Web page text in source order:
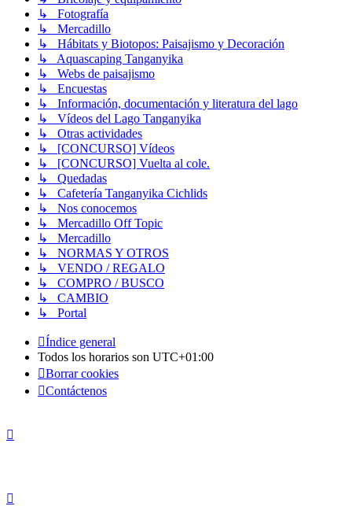
↳ Fotografía
↳ Mercadillo
↳ Hábitats y Biotopos: Paisajismo y Decoración
↳ Aquascaping Tanganyika
↳ Webs de paisajismo
↳ Encuestas
↳ Información, documentación y literatura del lago
↳ Vídeos del Lago Tanganyika
↳ Otras actividades
↳ [CONCURSO] Vídeos
↳ [CONCURSO] Vuelta al cole.
↳ Quedadas
↳ Cafetería Tanganyika Cichlids
↳ Nos conocemos
↳ Mercadillo Off Topic
↳ Mercadillo
↳ NORMAS Y OTROS
↳ VENDO / REGALO
↳ COMPRO / BUSCO
↳ CAMBIO
↳ Portal
Índice general
Todos los horarios son UTC+01:00
Borrar cookies
Contáctenos